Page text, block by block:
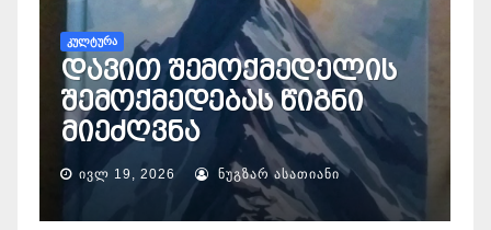
შემოქმედელის
წიგნი
ᲘᲕᲚ 19, 2026 ᲜᲣᲒᲖᲐᲠ ᲐᲡᲐᲗᲘᲐᲜᲘ